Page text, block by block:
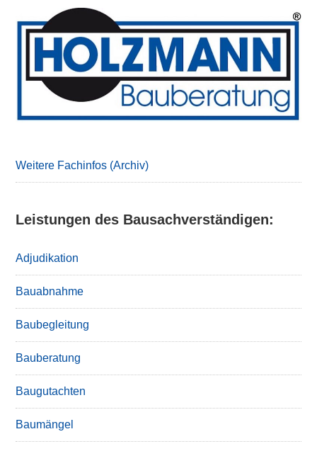
Primary
Sidebar
Weitere Fachinfos (Archiv)
Leistungen des Bausachverständigen:
Adjudikation
Bauabnahme
Baubegleitung
Bauberatung
Baugutachten
Baumängel